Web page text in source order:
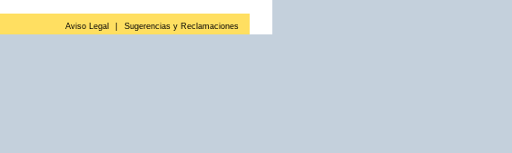
Aviso Legal Sugerencias y Reclamaciones